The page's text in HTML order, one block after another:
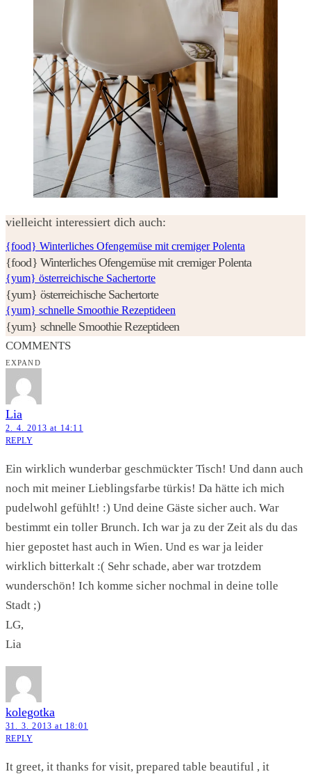
vielleicht interessiert dich auch:
{food} Winterliches Ofengemüse mit cremiger Polenta
{food} Winterliches Ofengemüse mit cremiger Polenta
{yum} österreichische Sachertorte
{yum} österreichische Sachertorte
{yum} schnelle Smoothie Rezeptideen
{yum} schnelle Smoothie Rezeptideen
COMMENTS
EXPAND
Lia
2. 4. 2013 at 14:11
REPLY
Ein wirklich wunderbar geschmückter Tisch! Und dann auch
noch mit meiner Lieblingsfarbe türkis! Da hätte ich mich
pudelwohl gefühlt! :) Und deine Gäste sicher auch. War
bestimmt ein toller Brunch. Ich war ja zu der Zeit als du das
hier gepostet hast auch in Wien. Und es war ja leider
wirklich bitterkalt :( Sehr schade, aber war trotzdem
wunderschön! Ich komme sicher nochmal in deine tolle
Stadt ;)
LG,
Lia
kolegotka
31. 3. 2013 at 18:01
REPLY
It greet, it thanks for visit, prepared table beautiful , it